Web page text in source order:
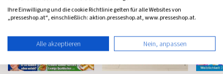
Ihre Einwilligung und die cookie Richtlinie gelten für alle Websites von
„presseshop.at“, einschließlich: aktion.presseshop.at, www.presseshop.at.
Alle akzeptieren Nein, anpassen